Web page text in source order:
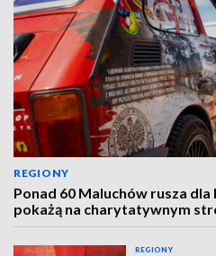
REGIONY
Ponad 60 Maluchów rusza dla
pokażą na charytatywnym
REGIONY